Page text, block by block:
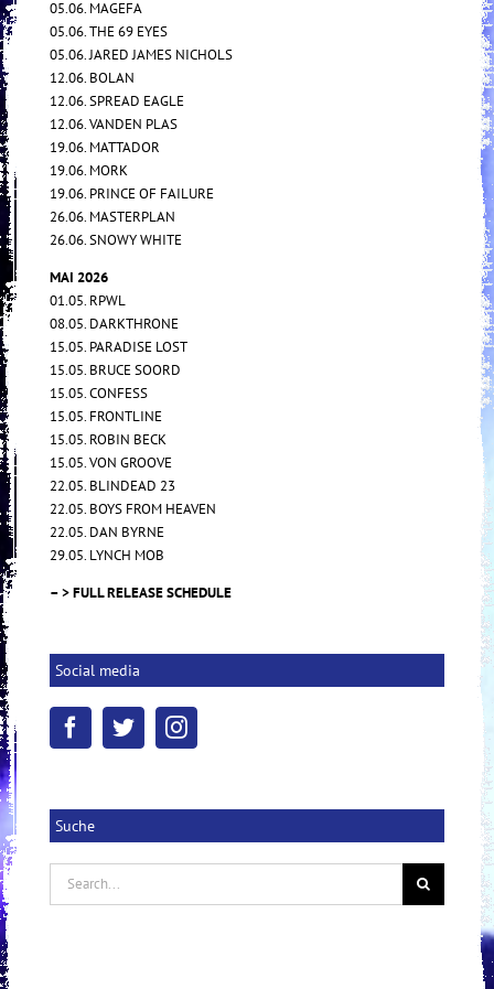
05.06. MAGEFA
05.06. THE 69 EYES
05.06. JARED JAMES NICHOLS
12.06. BOLAN
12.06. SPREAD EAGLE
12.06. VANDEN PLAS
19.06. MATTADOR
19.06. MORK
19.06. PRINCE OF FAILURE
26.06. MASTERPLAN
26.06. SNOWY WHITE
MAI 2026
01.05. RPWL
08.05. DARKTHRONE
15.05. PARADISE LOST
15.05. BRUCE SOORD
15.05. CONFESS
15.05. FRONTLINE
15.05. ROBIN BECK
15.05. VON GROOVE
22.05. BLINDEAD 23
22.05. BOYS FROM HEAVEN
22.05. DAN BYRNE
29.05. LYNCH MOB
– > FULL RELEASE SCHEDULE
Social media
Suche